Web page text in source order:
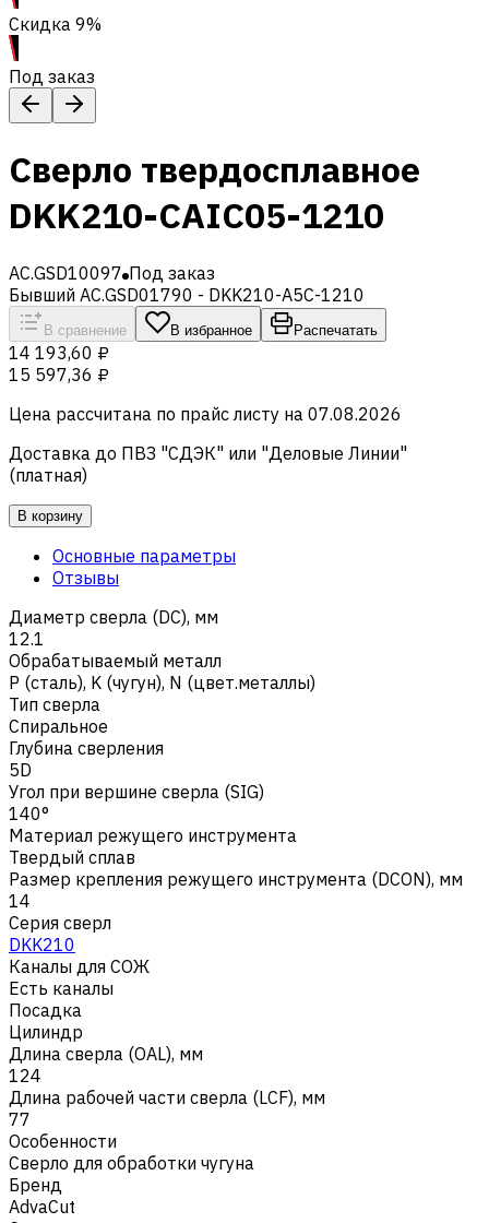
Скидка 9%
Под заказ
Сверло твердосплавное
DKK210-CAIC05-1210
AC.GSD10097 Под заказ
Бывший AC.GSD01790 - DKK210-A5C-1210
В сравнение В избранное Распечатать
14 193,60 ₽
15 597,36 ₽
Цена рассчитана по прайс листу на 07.08.2026
Доставка до ПВЗ "СДЭК" или "Деловые Линии"
(платная)
В корзину
Основные параметры
Отзывы
Диаметр сверла (DC), мм
12.1
Обрабатываемый металл
Р (сталь), K (чугун), N (цвет.металлы)
Тип сверла
Спиральное
Глубина сверления
5D
Угол при вершине сверла (SIG)
140°
Материал режущего инструмента
Твердый сплав
Размер крепления режущего инструмента (DCON), мм
14
Серия сверл
DKK210
Каналы для СОЖ
Есть каналы
Посадка
Цилиндр
Длина сверла (OAL), мм
124
Длина рабочей части сверла (LCF), мм
77
Особенности
Сверло для обработки чугуна
Бренд
AdvaCut